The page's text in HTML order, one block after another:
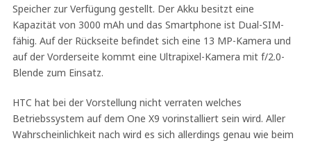
Speicher zur Verfügung gestellt. Der Akku besitzt eine
Kapazität von 3000 mAh und das Smartphone ist Dual-SIM-
fähig. Auf der Rückseite befindet sich eine 13 MP-Kamera und
auf der Vorderseite kommt eine Ultrapixel-Kamera mit f/2.0-
Blende zum Einsatz.
HTC hat bei der Vorstellung nicht verraten welches
Betriebssystem auf dem One X9 vorinstalliert sein wird. Aller
Wahrscheinlichkeit nach wird es sich allerdings genau wie beim